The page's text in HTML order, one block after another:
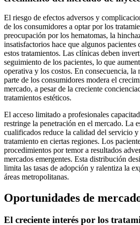
El riesgo de efectos adversos y
de los consumidores a optar por los
preocupación por los hematomas, la
insatisfactorios hace que algunos pacientes
estos tratamientos. Las clínicas deben
seguimiento de los pacientes, lo que
operativa y los costos. En consecuencia, la
parte de los consumidores modera el
mercado, a pesar de la creciente
tratamientos estéticos.
El acceso limitado a profesionales
restringe la penetración en el mercado. La
cualificados reduce la calidad del servicio y
tratamiento en ciertas regiones. Los
procedimientos por temor a resultados
mercados emergentes. Esta distribución
limita las tasas de adopción y ralentiza la
áreas metropolitanas.
Oportunidades de
El creciente interés por los